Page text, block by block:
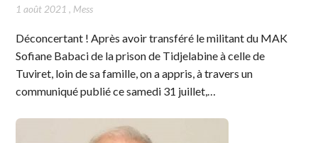
1 août 2021 , Mess
Déconcertant ! Après avoir transféré le militant du MAK
Sofiane Babaci de la prison de Tidjelabine à celle de
Tuviret, loin de sa famille, on a appris, à travers un
communiqué publié ce samedi 31 juillet,…